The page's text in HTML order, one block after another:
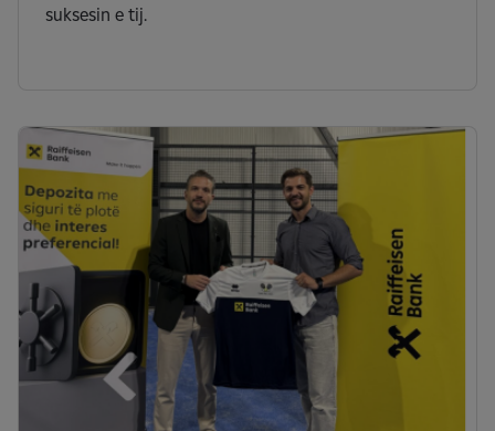
suksesin e tij.